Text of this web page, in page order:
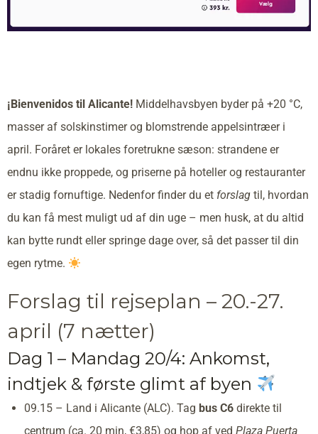
¡Bienvenidos til Alicante! Middelhavsbyen byder på +20 °C,
masser af solskinstimer og blomstrende appelsintræer i
april. Foråret er lokales foretrukne sæson: strandene er
endnu ikke proppede, og priserne på hoteller og restauranter
er stadig fornuftige. Nedenfor finder du et forslag til, hvordan
du kan få mest muligt ud af din uge – men husk, at du altid
kan bytte rundt eller springe dage over, så det passer til din
egen rytme.
Forslag til rejseplan – 20.-27.
april (7 nætter)
Dag 1 – Mandag 20/4: Ankomst,
indtjek & første glimt af byen
09.15 – Land i Alicante (ALC). Tag bus C6 direkte til
centrum (ca. 20 min, €3,85) og hop af ved Plaza Puerta